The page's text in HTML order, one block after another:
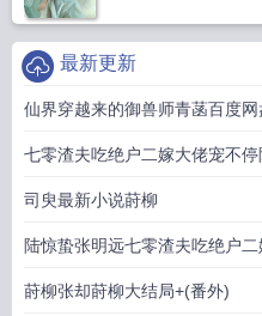
最新更新
仙界穿越来的御兽师青菡百度
七零渣夫吃绝户二嫁大佬宠不
司臾最新小说莳柳
陆惊蛰张明远七零渣夫吃绝户
莳柳张却莳柳大结局+(番外)